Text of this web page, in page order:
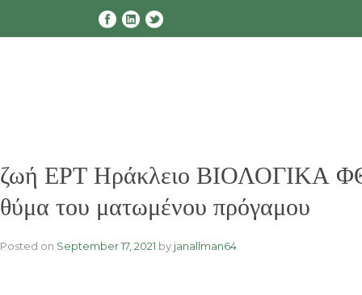
ζωή ΕΡΤ Ηράκλειο ΒΙΟΛΟΓΙΚΑ
θύμα του ματωμένου πρόγαμου
Posted on September 17, 2021 by janallman64